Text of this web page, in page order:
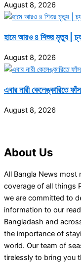
August 8, 2026
হামে আরও ৪ শিশুর মৃত্যু |
August 8, 2026
এবার নারী কেলেঙ্কারিতে
August 8, 2026
About Us
All Bangla News most
coverage of all things
we are committed to
information to our
Bangladash and
the importance of
world. Our team of
tirelessly to bring you